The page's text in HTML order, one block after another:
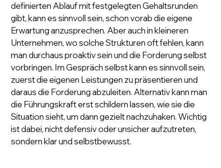
definierten Ablauf mit festgelegten Gehaltsrunden
gibt, kann es sinnvoll sein, schon vorab die eigene
Erwartung anzusprechen. Aber auch in kleineren
Unternehmen, wo solche Strukturen oft fehlen, kann
man durchaus proaktiv sein und die Forderung selbst
vorbringen. Im Gespräch selbst kann es sinnvoll sein,
zuerst die eigenen Leistungen zu präsentieren und
daraus die Forderung abzuleiten. Alternativ kann man
die Führungskraft erst schildern lassen, wie sie die
Situation sieht, um dann gezielt nachzuhaken. Wichtig
ist dabei, nicht defensiv oder unsicher aufzutreten,
sondern klar und selbstbewusst.